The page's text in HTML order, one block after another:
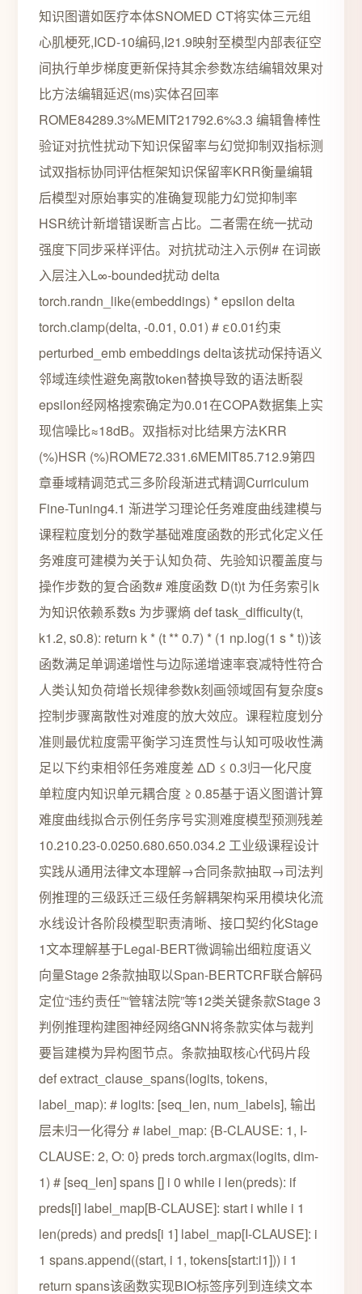
知识图谱如医疗本体SNOMED CT将实体三元组
心肌梗死,ICD-10编码,I21.9映射至模型内部表征空
间执行单步梯度更新保持其余参数冻结编辑效果对
比方法编辑延迟(ms)实体召回率
ROME84289.3%MEMIT21792.6%3.3 编辑鲁棒性
验证对抗性扰动下知识保留率与幻觉抑制双指标测
试双指标协同评估框架知识保留率KRR衡量编辑
后模型对原始事实的准确复现能力幻觉抑制率
HSR统计新增错误断言占比。二者需在统一扰动
强度下同步采样评估。对抗扰动注入示例# 在词嵌
入层注入L∞-bounded扰动 delta
torch.randn_like(embeddings) * epsilon delta
torch.clamp(delta, -0.01, 0.01) # ε0.01约束
perturbed_emb embeddings delta该扰动保持语义
邻域连续性避免离散token替换导致的语法断裂
epsilon经网格搜索确定为0.01在COPA数据集上实
现信噪比≈18dB。双指标对比结果方法KRR
(%)HSR (%)ROME72.331.6MEMIT85.712.9第四
章垂域精调范式三多阶段渐进式精调Curriculum
Fine-Tuning4.1 渐进学习理论任务难度曲线建模与
课程粒度划分的数学基础难度函数的形式化定义任
务难度可建模为关于认知负荷、先验知识覆盖度与
操作步数的复合函数# 难度函数 D(t)t 为任务索引k
为知识依赖系数s 为步骤熵 def task_difficulty(t,
k1.2, s0.8): return k * (t ** 0.7) * (1 np.log(1 s * t))该
函数满足单调递增性与边际递增速率衰减特性符合
人类认知负荷增长规律参数k刻画领域固有复杂度s
控制步骤离散性对难度的放大效应。课程粒度划分
准则最优粒度需平衡学习连贯性与认知可吸收性满
足以下约束相邻任务难度差 ΔD ≤ 0.3归一化尺度
单粒度内知识单元耦合度 ≥ 0.85基于语义图谱计算
难度曲线拟合示例任务序号实测难度模型预测残差
10.210.23-0.0250.680.650.034.2 工业级课程设计
实践从通用法律文本理解→合同条款抽取→司法判
例推理的三级跃迁三级任务解耦架构采用模块化流
水线设计各阶段模型职责清晰、接口契约化Stage
1文本理解基于Legal-BERT微调输出细粒度语义
向量Stage 2条款抽取以Span-BERTCRF联合解码
定位“违约责任”“管辖法院”等12类关键条款Stage 3
判例推理构建图神经网络GNN将条款实体与裁判
要旨建模为异构图节点。条款抽取核心代码片段
def extract_clause_spans(logits, tokens,
label_map): # logits: [seq_len, num_labels], 输出
层未归一化得分 # label_map: {B-CLAUSE: 1, I-
CLAUSE: 2, O: 0} preds torch.argmax(logits, dim-
1) # [seq_len] spans [] i 0 while i len(preds): if
preds[i] label_map[B-CLAUSE]: start i while i 1
len(preds) and preds[i 1] label_map[I-CLAUSE]: i
1 spans.append((start, i 1, tokens[start:i1])) i 1
return spans该函数实现BIO标签序列到连续文本